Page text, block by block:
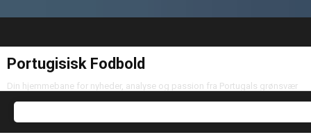
Portugisisk Fodbold
Din hjemmebane for nyheder, analyse og passion fra Portugals grønsvær